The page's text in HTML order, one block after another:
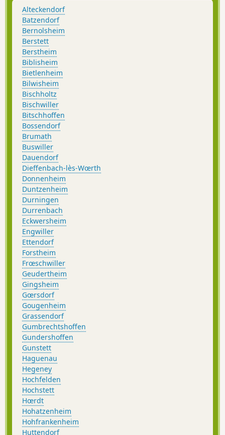
Alteckendorf
Batzendorf
Bernolsheim
Berstett
Berstheim
Biblisheim
Bietlenheim
Bilwisheim
Bischholtz
Bischwiller
Bitschhoffen
Bossendorf
Brumath
Buswiller
Dauendorf
Dieffenbach-lès-Wœrth
Donnenheim
Duntzenheim
Durningen
Durrenbach
Eckwersheim
Engwiller
Ettendorf
Forstheim
Frœschwiller
Geudertheim
Gingsheim
Gœrsdorf
Gougenheim
Grassendorf
Gumbrechtshoffen
Gundershoffen
Gunstett
Haguenau
Hegeney
Hochfelden
Hochstett
Hœrdt
Hohatzenheim
Hohfrankenheim
Huttendorf